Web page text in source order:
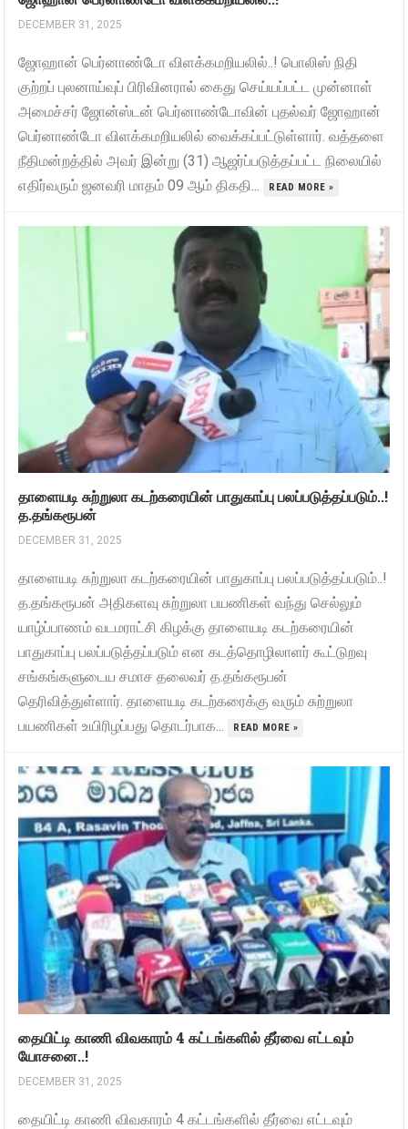
DECEMBER 31, 2025
ஜோஹான் பெர்னாண்டோ விளக்கமறியலில்..! பொலிஸ் நிதி
குற்றப் புலனாய்வுப் பிரிவினரால் கைது செய்யப்பட்ட முன்னாள்
அமைச்சர் ஜோன்ஸ்டன் பெர்னாண்டோவின் புதல்வர் ஜோஹான்
பெர்னாண்டோ விளக்கமறியலில் வைக்கப்பட்டுள்ளார். வத்தளை
நீதிமன்றத்தில் அவர் இன்று (31) ஆஜர்ப்படுத்தப்பட்ட நிலையில்
எதிர்வரும் ஜனவரி மாதம் 09 ஆம் திகதி...
READ MORE »
தாளையடி சுற்றுலா கடற்கரையின் பாதுகாப்பு பலப்படுத்தப்படும்..!
த.தங்கரூபன்
DECEMBER 31, 2025
தாளையடி சுற்றுலா கடற்கரையின் பாதுகாப்பு பலப்படுத்தப்படும்..!
த.தங்கரூபன் அதிகளவு சுற்றுலா பயணிகள் வந்து செல்லும்
யாழ்ப்பாணம் வடமராட்சி கிழக்கு தாளையடி கடற்கரையின்
பாதுகாப்பு பலப்படுத்தப்படும் என கடத்தொழிலாளர் கூட்டுறவு
சங்கங்களுடைய சமாச தலைவர் த.தங்கரூபன்
தெரிவித்துள்ளார். தாளையடி கடற்கரைக்கு வரும் சுற்றுலா
பயணிகள் உயிரிழப்பது தொடர்பாக...
READ MORE »
தையிட்டி காணி விவகாரம் 4 கட்டங்களில் தீர்வை எட்டவும்
யோசனை..!
DECEMBER 31, 2025
தையிட்டி காணி விவகாரம் 4 கட்டங்களில் தீர்வை எட்டவும்